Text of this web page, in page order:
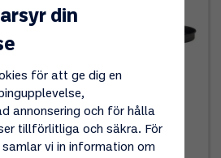
(0)
Essential Stove Set
2.3L
din
för att ge dig en
annonsering och för hålla
tillförlitliga och säkra. För
vi in information om